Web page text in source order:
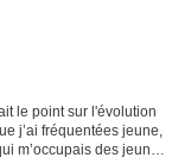
le point sur l'évolution
j’ai fréquentées jeune,
m’occupais des jeunes,